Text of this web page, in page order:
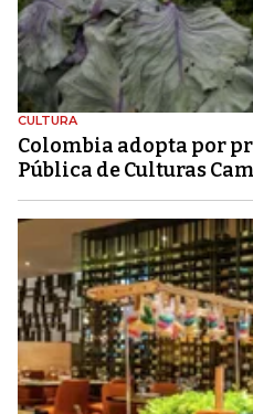
CULTURA
Colombia adopta por
Pública de Culturas